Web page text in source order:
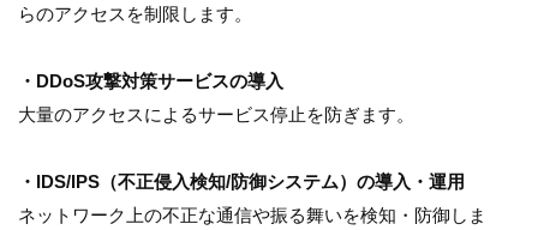
らのアクセスを制限します。
・DDoS攻撃対策サービスの導入
大量のアクセスによるサービス停止を防ぎます。
・IDS/IPS（不正侵入検知/防御システム）の導入・運用
ネットワーク上の不正な通信や振る舞いを検知・防御しま